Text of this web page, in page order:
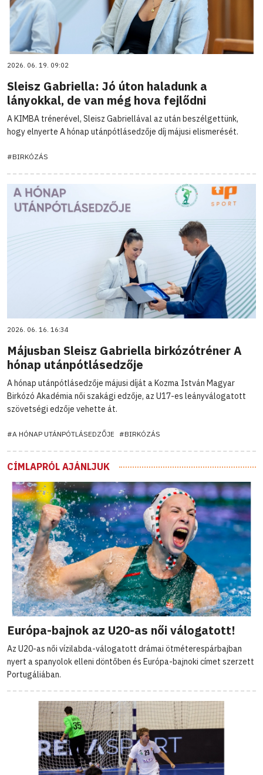
2026. 06. 19. 09:02
Sleisz Gabriella: Jó úton haladunk a
lányokkal, de van még hova fejlődni
A KIMBA trénerével, Sleisz Gabriellával az után beszélgettünk,
hogy elnyerte A hónap utánpótlásedzője díj májusi elismerését.
#BIRKÓZÁS
2026. 06. 16. 16:34
Májusban Sleisz Gabriella birkózótréner A
hónap utánpótlásedzője
A hónap utánpótlásedzője májusi díját a Kozma István Magyar
Birkózó Akadémia női szakági edzője, az U17-es leányválogatott
szövetségi edzője vehette át.
#A HÓNAP UTÁNPÓTLÁSEDZŐJE #BIRKÓZÁS
CÍMLAPRÓL AJÁNLJUK
Európa-bajnok az U20-as női válogatott!
Az U20-as női vízilabda-válogatott drámai ötméterespárbajban
nyert a spanyolok elleni döntőben és Európa-bajnoki címet szerzett
Portugáliában.